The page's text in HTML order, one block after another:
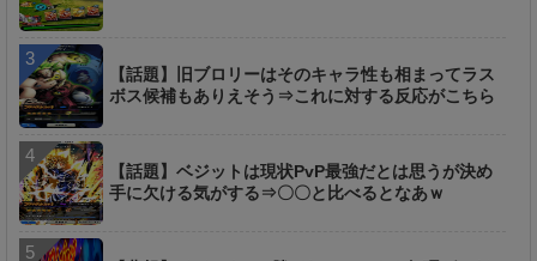
【話題】旧ブロリーはそのキャラ性も相まってラス
ボス候補もありえそう⇒これに対する反応がこちら
【話題】ベジットは現状PvP最強だとは思うが決め
手に欠ける気がする⇒〇〇と比べるとなあｗ